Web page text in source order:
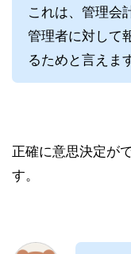
これは、管理会
管理者に対して
るためと言えま
正確に意思決定が
す。